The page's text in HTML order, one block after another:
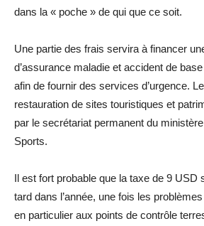
dans la « poche » de qui que ce soit.
Une partie des frais servira à financer
d’assurance maladie et accident de
afin de fournir des services d’urgence.
restauration de sites touristiques et
par le secrétariat permanent du
Sports.
Il est fort probable que la taxe de 9 USD
tard dans l’année, une fois les
en particulier aux points de contrôle